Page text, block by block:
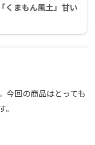
まもん風土」甘い
今回の商品はとっても